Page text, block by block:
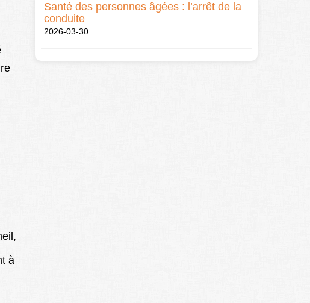
à
Santé des personnes âgées : l’arrêt de la
conduite
2026-03-30